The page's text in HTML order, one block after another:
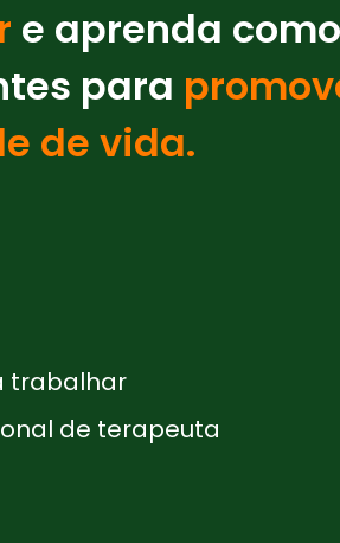
e aprenda como
para
de vida.
trabalhar
de terapeuta